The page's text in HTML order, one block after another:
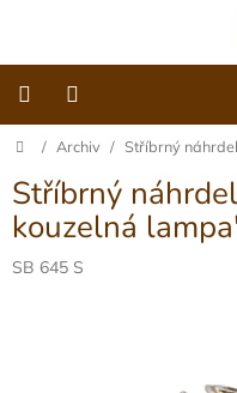
poukazy
Šperky
Domů
/ Archiv / Stříbrný
Stříbrný
kouzelná
SB 645 S